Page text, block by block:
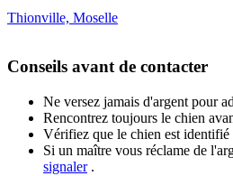
Thionville, Moselle
Conseils avant de contacter
Ne versez jamais d'argent pour
Rencontrez toujours le chien
Vérifiez que le chien est identifié
Si un maître vous réclame de
signaler.